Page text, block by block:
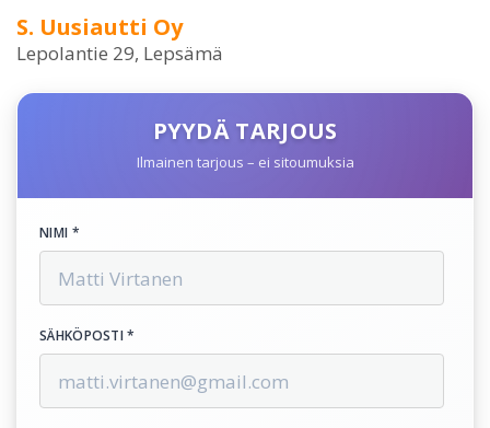
S. Uusiautti Oy
Lepolantie 29, Lepsämä
PYYDÄ TARJOUS
Ilmainen tarjous – ei sitoumuksia
NIMI *
SÄHKÖPOSTI *